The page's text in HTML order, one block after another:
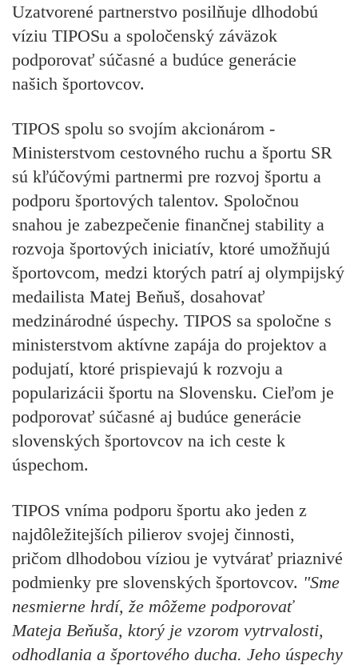
Uzatvorené partnerstvo posilňuje dlhodobú
víziu TIPOSu a spoločenský záväzok
podporovať súčasné a budúce generácie
našich športovcov.
TIPOS spolu so svojím akcionárom -
Ministerstvom cestovného ruchu a športu SR
sú kľúčovými partnermi pre rozvoj športu a
podporu športových talentov. Spoločnou
snahou je zabezpečenie finančnej stability a
rozvoja športových iniciatív, ktoré umožňujú
športovcom, medzi ktorých patrí aj olympijský
medailista Matej Beňuš, dosahovať
medzinárodné úspechy. TIPOS sa spoločne s
ministerstvom aktívne zapája do projektov a
podujatí, ktoré prispievajú k rozvoju a
popularizácii športu na Slovensku. Cieľom je
podporovať súčasné aj budúce generácie
slovenských športovcov na ich ceste k
úspechom.
TIPOS vníma podporu športu ako jeden z
najdôležitejších pilierov svojej činnosti,
pričom dlhodobou víziou je vytvárať priaznivé
podmienky pre slovenských športovcov. "Sme
nesmierne hrdí, že môžeme podporovať
Mateja Beňuša, ktorý je vzorom vytrvalosti,
odhodlania a športového ducha. Jeho úspechy